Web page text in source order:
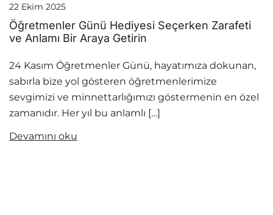
22 Ekim 2025
Öğretmenler Günü Hediyesi Seçerken Zarafeti
ve Anlamı Bir Araya Getirin
24 Kasım Öğretmenler Günü, hayatımıza dokunan,
sabırla bize yol gösteren öğretmenlerimize
sevgimizi ve minnettarlığımızı göstermenin en özel
zamanıdır. Her yıl bu anlamlı […]
Devamını oku